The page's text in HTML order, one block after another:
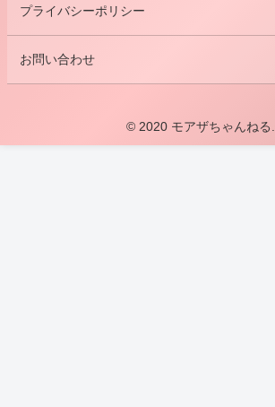
プライバシーポリシー
お問い合わせ
© 2020 モアザちゃんねる.